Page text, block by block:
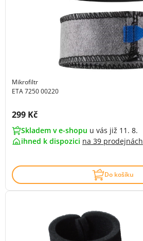
Mikrofiltr
ETA 7250 00220
Cena s DPH:
299 Kč
Skladem v e-shopu u vás již 11. 8.
ihned k dispozici na 39 prodejnách
Do košíku